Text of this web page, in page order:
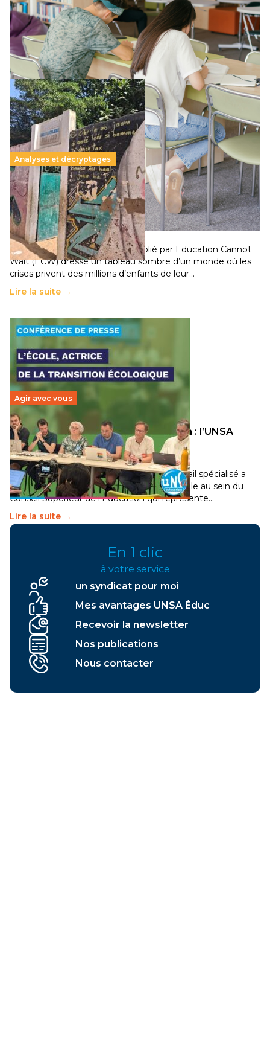
Le projet de loi sur la régulation de l’enseignement
supérieur privé met en lumière l’amplification d’un système
qui relègue l’acte pédagogique au superfétatoire, voire à…
Lire la suite →
Analyses et décryptages
258 millions d’enfants victimes de la guerre, des
chocs climatiques et des déplacements de
population
11 juillet 2026–National
Un nouveau rapport mondial publié par Education Cannot
Wait (ECW) dresse un tableau sombre d’un monde où les
crises privent des millions d’enfants de leur…
Lire la suite →
Agir avec vous
Transition écologique de l’éducation : l’UNSA
Éducation fait bouger les lignes
30 juin 2026–National
Pendant plusieurs mois, un groupe de travail spécialisé a
travaillé sur la transition écologique de l’Ecole au sein du
Conseil Supérieur de l’Éducation qui représente…
Lire la suite →
En 1 clic
à votre service
un syndicat pour moi
Mes avantages UNSA Éduc
Recevoir la newsletter
Nos publications
Nous contacter